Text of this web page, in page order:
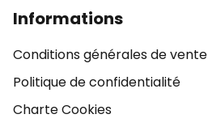
Informations
Conditions générales de vente
Politique de confidentialité
Charte Cookies